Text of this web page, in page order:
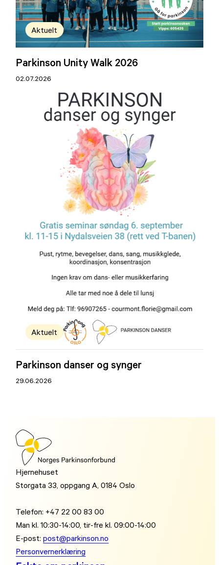
Aktuelt
Parkinson Unity Walk 2026
02.07.2026
Aktuelt
Parkinson danser og synger
29.06.2026
Hjernehuset
Storgata 33, oppgang A, 0184 Oslo
Telefon: +47 22 00 83 00
Man kl. 10:30-14:00, tir-fre kl. 09:00-14:00
E-post:post@parkinson.no
Personvernerklæring